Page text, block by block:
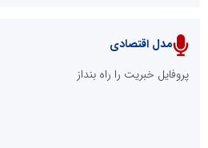
پایگاه خبری نهضت ملی مسکن
مدل اقتصادی
پروفایل خبریت را راه بنداز